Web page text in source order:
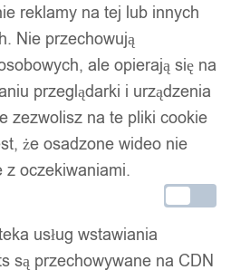
reklamy na tej lub innych
Nie przechowują
ale opierają się na
przeglądarki i urządzenia
zezwolisz na te pliki cookie
że osadzone wideo nie
z oczekiwaniami.
usług wstawiania
są przechowywane na CDN